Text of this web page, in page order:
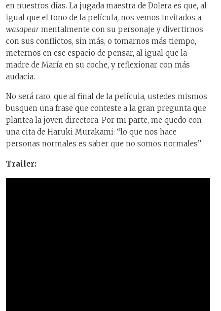
en nuestros días. La jugada maestra de Dolera es que, al
igual que el tono de la película, nos vemos invitados a
wasapear mentalmente con su personaje y divertirnos
con sus conflictos, sin más, o tomarnos más tiempo,
meternos en ese espacio de pensar, al igual que la
madre de María en su coche, y reflexionar con más
audacia.
No será raro, que al final de la película, ustedes mismos
busquen una frase que conteste a la gran pregunta que
plantea la joven directora. Por mi parte, me quedo con
una cita de Haruki Murakami: “lo que nos hace
personas normales es saber que no somos normales”.
Trailer: